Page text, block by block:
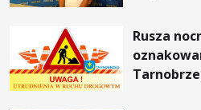
Rusza